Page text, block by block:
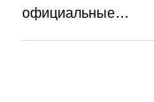
официальные…